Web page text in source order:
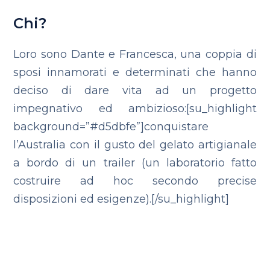
Chi?
Loro sono Dante e Francesca, una coppia di
sposi innamorati e determinati che hanno
deciso di dare vita ad un progetto
impegnativo ed ambizioso:[su_highlight
background=”#d5dbfe”]conquistare
l’Australia con il gusto del gelato artigianale
a bordo di un trailer (un laboratorio fatto
costruire ad hoc secondo precise
disposizioni ed esigenze).[/su_highlight]